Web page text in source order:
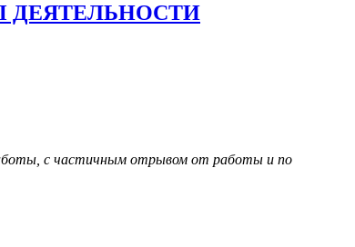
ДЕЯТЕЛЬНОСТИ
с частичным отрывом от работы и по